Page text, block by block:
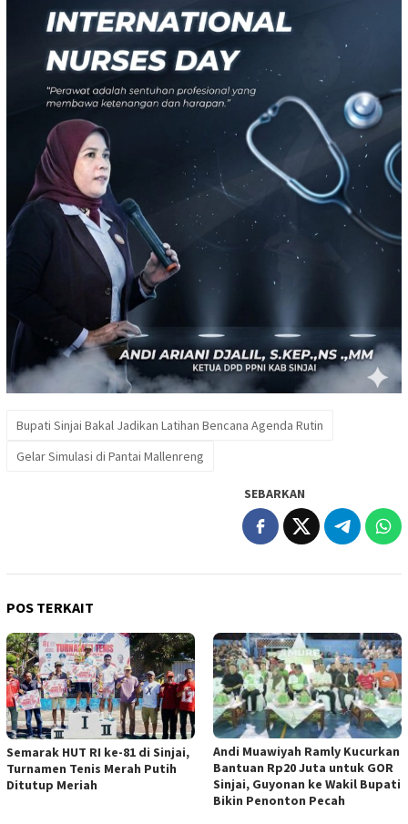
Bupati Sinjai Bakal Jadikan Latihan Bencana Agenda Rutin
Gelar Simulasi di Pantai Mallenreng
SEBARKAN
POS TERKAIT
Semarak HUT RI ke-81 di Sinjai,
Turnamen Tenis Merah Putih
Ditutup Meriah
Andi Muawiyah Ramly Kucurkan
Bantuan Rp20 Juta untuk GOR
Sinjai, Guyonan ke Wakil Bupati
Bikin Penonton Pecah